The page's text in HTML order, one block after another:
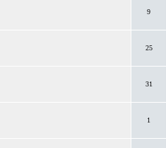
9
25
31
1